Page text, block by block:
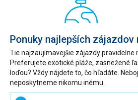
Ponuky najlepších zájazdov
Tie najzaujímavejšie zájazdy pravidelne
Preferujete exotické pláže, zasnežené
loďou? Vždy nájdete to, čo hľadáte.
neposkytneme nikomu inému.
Zadajte